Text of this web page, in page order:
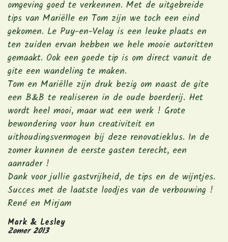
omgeving goed te verkennen. Met de uitgebreide
tips van Mariëlle en Tom zijn we toch een eind
gekomen. Le Puy-en-Velay is een leuke plaats en
ten zuiden ervan hebben we hele mooie autoritten
gemaakt. Ook een goede tip is om direct vanuit de
gite een wandeling te maken.
Tom en Mariëlle zijn druk bezig om naast de gite
een B&B te realiseren in de oude boerderij. Het
wordt heel mooi, maar wat een werk ! Grote
bewondering voor hun creativiteit en
uithoudingsvermogen bij deze renovatieklus. In de
zomer kunnen de eerste gasten terecht, een
aanrader !
Dank voor jullie gastvrijheid, de tips en de wijntjes.
Succes met de laatste loodjes van de verbouwing !
René en Mirjam
Mark & Lesley
Zomer 2013